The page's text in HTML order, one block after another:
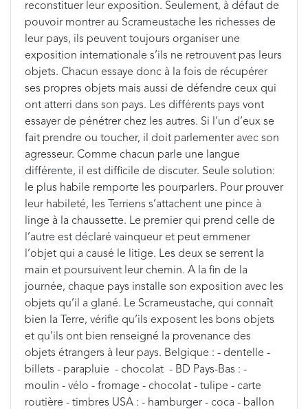
reconstituer leur exposition. Seulement, à défaut de
pouvoir montrer au Scrameustache les richesses de
leur pays, ils peuvent toujours organiser une
exposition internationale s’ils ne retrouvent pas leurs
objets. Chacun essaye donc à la fois de récupérer
ses propres objets mais aussi de défendre ceux qui
ont atterri dans son pays. Les différents pays vont
essayer de pénétrer chez les autres. Si l’un d’eux se
fait prendre ou toucher, il doit parlementer avec son
agresseur. Comme chacun parle une langue
différente, il est difficile de discuter. Seule solution:
le plus habile remporte les pourparlers. Pour prouver
leur habileté, les Terriens s’attachent une pince à
linge à la chaussette. Le premier qui prend celle de
l’autre est déclaré vainqueur et peut emmener
l’objet qui a causé le litige. Les deux se serrent la
main et poursuivent leur chemin. A la fin de la
journée, chaque pays installe son exposition avec les
objets qu’il a glané. Le Scrameustache, qui connaît
bien la Terre, vérifie qu’ils exposent les bons objets
et qu’ils ont bien renseigné la provenance des
objets étrangers à leur pays. Belgique : - dentelle -
billets - parapluie - chocolat - BD Pays-Bas : -
moulin - vélo - fromage - chocolat - tulipe - carte
routière - timbres USA : - hamburger - coca - ballon